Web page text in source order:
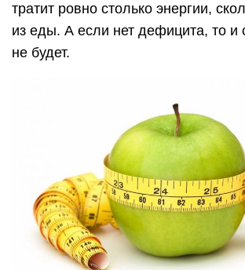
тратит ровно столько энергии,
из еды. А если нет дефицита, то и
не будет.